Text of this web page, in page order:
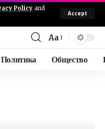
Policy and
Accept
Aa
Политика Общество